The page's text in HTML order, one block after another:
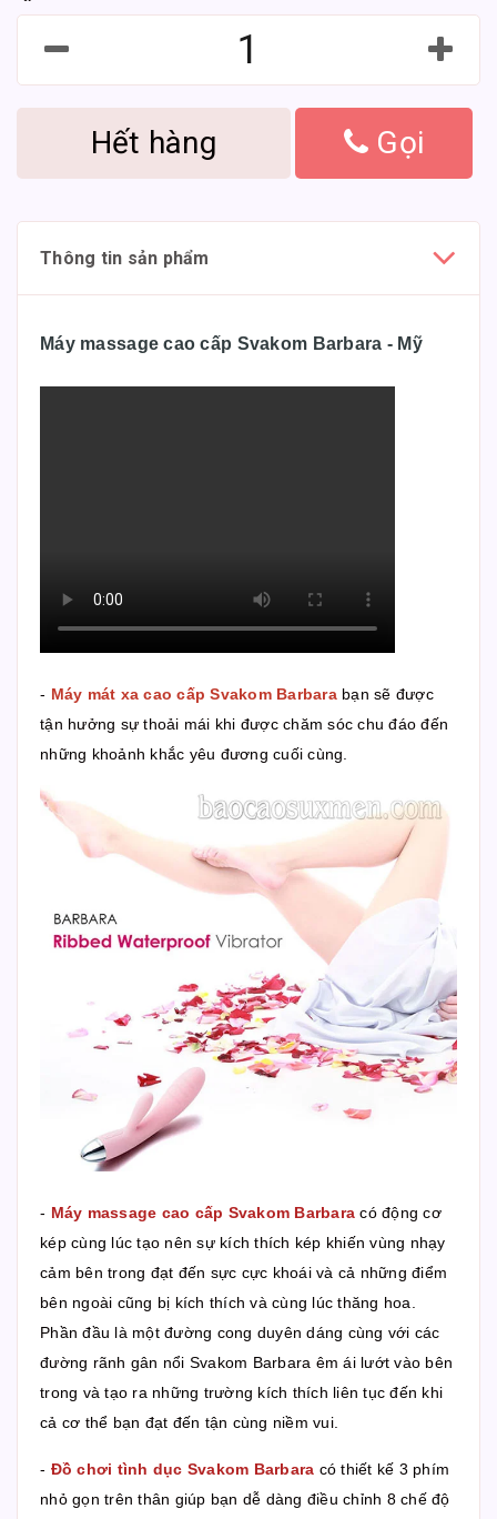
Hết hàng Gọi
Thông tin sản phẩm
Máy massage cao cấp Svakom Barbara - Mỹ
- Máy mát xa cao cấp Svakom Barbarabạn sẽ được
tận hưởng sự thoải mái khi được chăm sóc chu đáo đến
những khoảnh khắc yêu đương cuối cùng.
- Máy massage cao cấp Svakom Barbara có động cơ
kép cùng lúc tạo nên sự kích thích kép khiến vùng nhạy
cảm bên trong đạt đến sực cực khoái và cả những điểm
bên ngoài cũng bị kích thích và cùng lúc thăng hoa.
Phần đầu là một đường cong duyên dáng cùng với các
đường rãnh gân nổi Svakom Barbara êm ái lướt vào bên
trong và tạo ra những trường kích thích liên tục đến khi
cả cơ thể bạn đạt đến tận cùng niềm vui.
- Đồ chơi tình dục Svakom Barbara có thiết kế 3 phím
nhỏ gọn trên thân giúp bạn dễ dàng điều chỉnh 8 chế độ